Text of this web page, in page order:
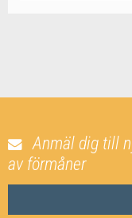
Anmäl dig till
av förmåner